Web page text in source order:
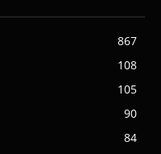
867
108
105
90
84